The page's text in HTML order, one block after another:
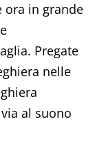
ora in grande
Pregate
nelle
al suono